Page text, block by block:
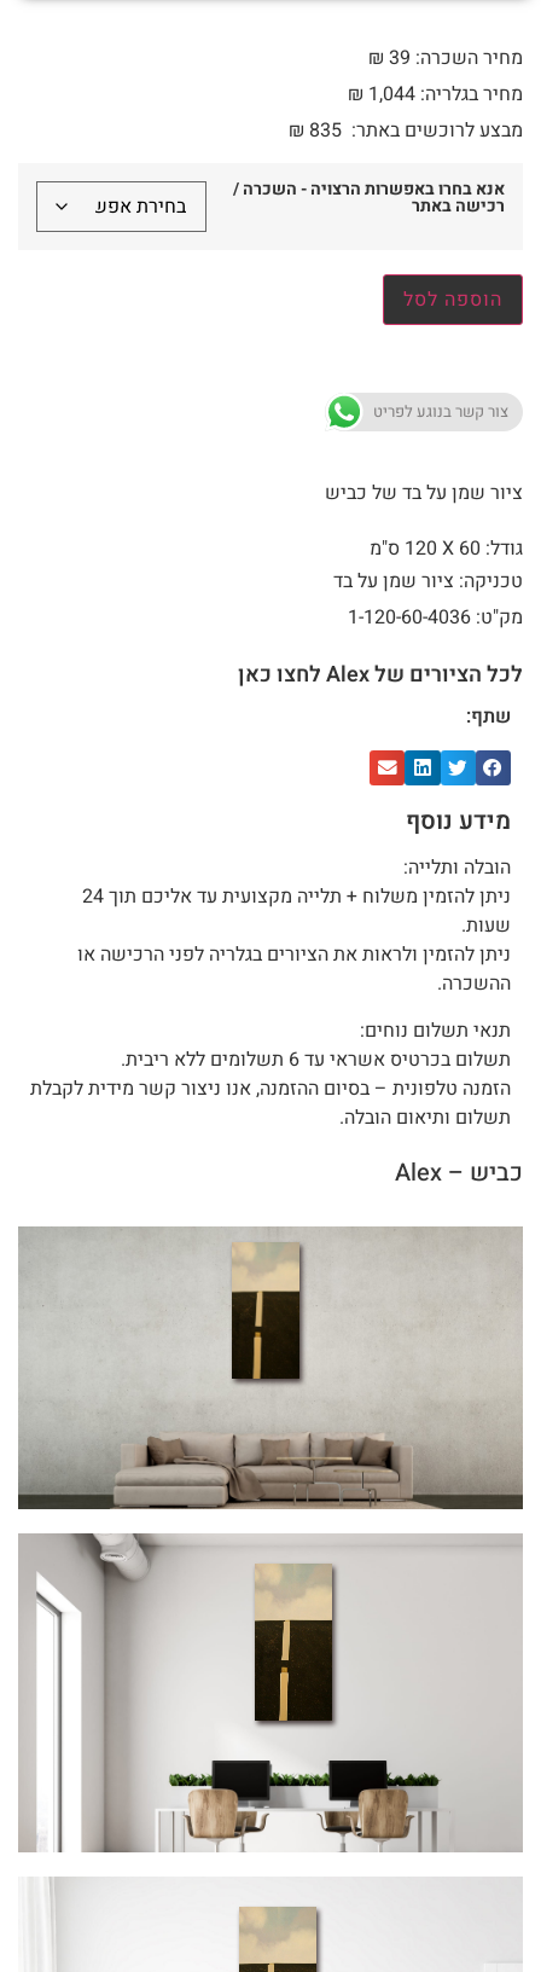
מחיר השכרה: 39 ₪
מחיר בגלריה: 1,044 ₪
מבצע לרוכשים באתר:
₪ 835
אנא בחרו באפשרות הרצויה - השכרה /
רכישה באתר
הוספה לסל
צור קשר בנוגע לפריט
ציור שמן על בד של כביש
גודל: 60 X
120 ס"מ
טכניקה: ציור שמן על בד
מק"ט: 1-120-60-4036
לכל הציורים של Alex לחצו כאן
שתף:
מידע נוסף
הובלה ותלייה:
ניתן להזמין משלוח + תלייה מקצועית עד אליכם תוך 24
שעות.
ניתן להזמין ולראות את הציורים בגלריה לפני הרכישה או
ההשכרה.
תנאי תשלום נוחים:
תשלום בכרטיס אשראי עד 6 תשלומים ללא ריבית.
הזמנה טלפונית – בסיום ההזמנה, אנו ניצור קשר מידית לקבלת
תשלום ותיאום הובלה.
כביש – Alex